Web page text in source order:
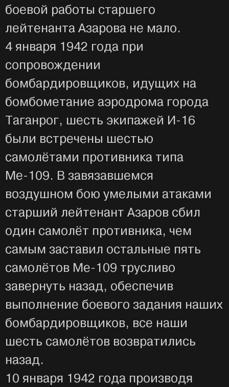
боевой работы старшего
лейтенанта Азарова не мало.
4 января 1942 года при
сопровождении
бомбардировщиков, идущих на
бомбометание аэродрома города
Таганрог, шесть экипажей И-16
были встречены шестью
самолётами противника типа
Ме-109. В завязавшемся
воздушном бою умелыми атаками
старший лейтенант Азаров сбил
один самолёт противника, чем
самым заставил остальные пять
самолётов Ме-109 трусливо
завернуть назад, обеспечив
выполнение боевого задания наших
бомбардировщиков, все наши
шесть самолётов возвратились
назад.
10 января 1942 года производя